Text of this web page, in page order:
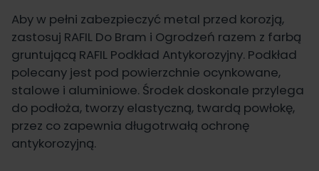
Aby w pełni zabezpieczyć metal przed korozją,
zastosuj RAFIL Do Bram i Ogrodzeń razem z farbą
gruntującą RAFIL Podkład Antykorozyjny. Podkład
polecany jest pod powierzchnie ocynkowane,
stalowe i aluminiowe. Środek doskonale przylega
do podłoża, tworzy elastyczną, twardą powłokę,
przez co zapewnia długotrwałą ochronę
antykorozyjną.